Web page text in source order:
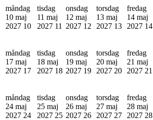
måndag
10 maj
2027 10
tisdag
11 maj
2027 11
onsdag
12 maj
2027 12
torsdag
13 maj
2027 13
fredag
14 maj
2027 14
måndag
17 maj
2027 17
tisdag
18 maj
2027 18
onsdag
19 maj
2027 19
torsdag
20 maj
2027 20
fredag
21 maj
2027 21
måndag
24 maj
2027 24
tisdag
25 maj
2027 25
onsdag
26 maj
2027 26
torsdag
27 maj
2027 27
fredag
28 maj
2027 28